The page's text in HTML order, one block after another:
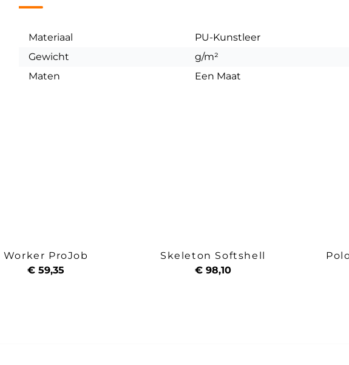
Materiaal
PU-Kunstleer
Gewicht
g/m²
Maten
Een Maat
Worker ProJob
€ 59,35
Skeleton Softshell
€ 98,10